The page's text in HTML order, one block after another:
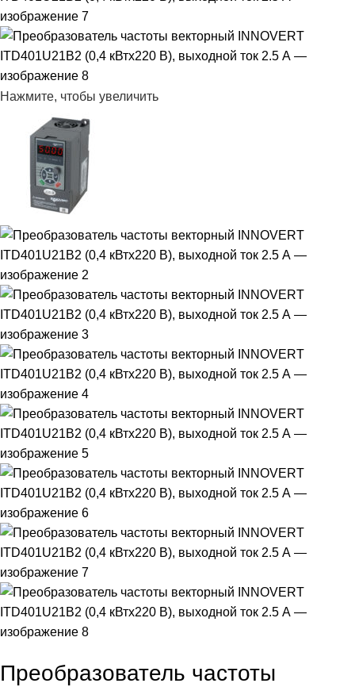
Нажмите, чтобы увеличить
Преобразователь частоты